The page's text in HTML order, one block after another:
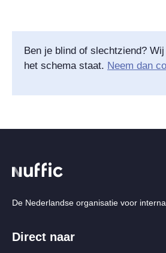
Ben je blind of slechtziend?
het schema staat. Neem dan
De Nederlandse organisatie voor
Direct naar